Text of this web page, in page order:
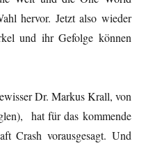
hervor. Jetzt also wieder
und ihr Gefolge können
Dr. Markus Krall, von
hat für das kommende
Crash vorausgesagt. Und